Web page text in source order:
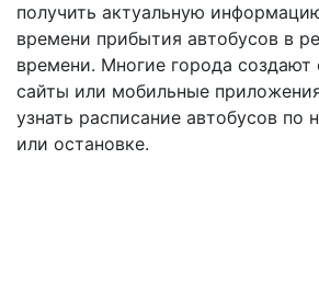
получить актуальную
времени прибытия автобусов в
времени. Многие города
сайты или мобильные
узнать расписание автобусов по
или остановке.